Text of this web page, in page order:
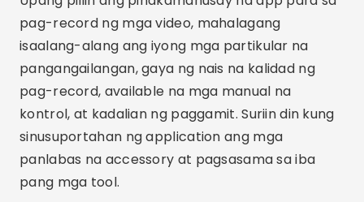
Tinitiyak nito na ang iyong mga video ay nasa
pinakamahusay na kalidad na posible.
Konklusyon
Sa konklusyon, ang pagpili ng tamang app para
sa pag-record ng mga video ay maaaring
gumawa ng malaking pagkakaiba sa kalidad at